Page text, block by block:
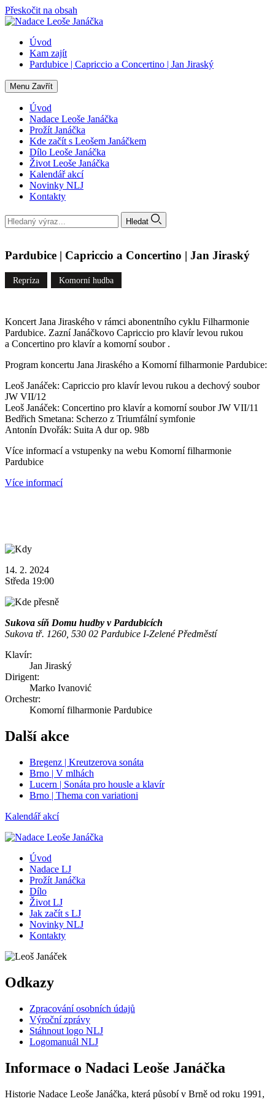
Přeskočit na obsah
Úvod
Kam zajít
Pardubice | Capriccio a Concertino | Jan Jiraský
Menu Zavřít
Úvod
Nadace Leoše Janáčka
Prožít Janáčka
Kde začít s Leošem Janáčkem
Dílo Leoše Janáčka
Život Leoše Janáčka
Kalendář akcí
Novinky NLJ
Kontakty
Hledat
Pardubice | Capriccio a Concertino | Jan Jiraský
Repríza Komorní hudba
Koncert Jana Jiraského v rámci abonentního cyklu Filharmonie
Pardubice. Zazní Janáčkovo Capriccio pro klavír levou rukou
a Concertino pro klavír a komorní soubor .
Program koncertu Jana Jiraského a Komorní filharmonie Pardubice:
Leoš Janáček: Capriccio pro klavír levou rukou a dechový soubor
JW VII/12
Leoš Janáček: Concertino pro klavír a komorní soubor JW VII/11
Bedřich Smetana: Scherzo z Triumfální symfonie
Antonín Dvořák: Suita A dur op. 98b
Více informací a vstupenky na webu Komorní filharmonie
Pardubice
Více informací
14. 2. 2024
Středa 19:00
Sukova síň Domu hudby v Pardubicích
Sukova tř. 1260, 530 02 Pardubice I-Zelené Předměstí
Klavír:
Jan Jiraský
Dirigent:
Marko Ivanović
Orchestr:
Komorní filharmonie Pardubice
Další akce
Bregenz | Kreutzerova sonáta
Brno | V mlhách
Lucern | Sonáta pro housle a klavír
Brno | Thema con variationi
Kalendář akcí
Úvod
Nadace LJ
Prožít Janáčka
Dílo
Život LJ
Jak začít s LJ
Novinky NLJ
Kontakty
Odkazy
Zpracování osobních údajů
Výroční zprávy
Stáhnout logo NLJ
Logomanuál NLJ
Informace o Nadaci Leoše Janáčka
Historie Nadace Leoše Janáčka, která působí v Brně od roku 1991,